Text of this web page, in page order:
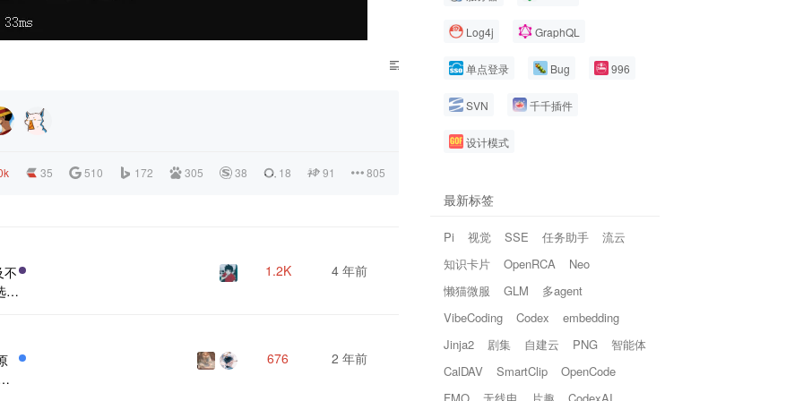
35 510 172 305 38 18 91 805
不
节
1.2K 4 年前
676 2 年前
Log4j GraphQL
单点登录 Bug 996
SVN 千千插件
设计模式
最新标签
Pi 视觉 SSE 任务助手
流云
知识卡片
OpenRCA
Neo
懒猫微服
GLM
多agent
VibeCoding
Codex
embedding
Jinja2
剧集 自建云 PNG
智能体
CalDAV
SmartClip
OpenCode